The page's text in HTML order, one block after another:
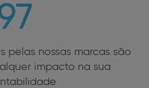
pelas nossas marcas são
impacto na sua